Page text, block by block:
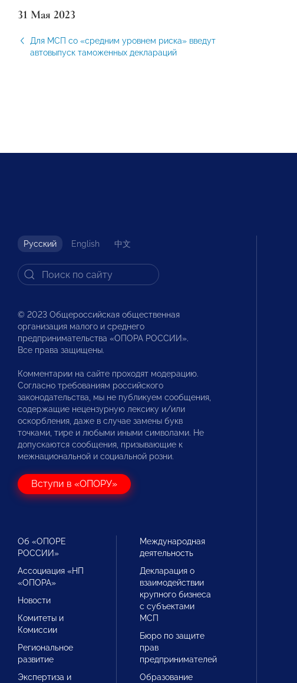
31 Мая 2023
Для МСП со «средним уровнем риска» введут
автовыпуск таможенных деклараций
Русский English 中文
© 2023 Общероссийская общественная
организация малого и среднего
предпринимательства «ОПОРА РОССИИ».
Все права защищены.
Комментарии на сайте проходят модерацию.
Согласно требованиям российского
законодательства, мы не публикуем сообщения,
содержащие нецензурную лексику и/или
оскорбления, даже в случае замены букв
точками, тире и любыми иными символами. Не
допускаются сообщения, призывающие к
межнациональной и социальной розни.
Вступи в «ОПОРУ»
Об «ОПОРЕ
РОССИИ»
Ассоциация «НП
«ОПОРА»
Новости
Комитеты и
Комиссии
Региональное
развитие
Экспертиза и
Международная
деятельность
Декларация о
взаимодействии
крупного бизнеса
с субъектами
МСП
Бюро по защите
прав
предпринимателей
Образование